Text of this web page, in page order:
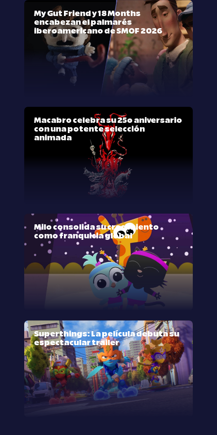
My Gut Friend y 18 Months
encabezan el palmarés
iberoamericano de SMOF 2026
Macabro celebra su 25º aniversario
con una potente selección
animada
Milo consolida su crecimiento
como franquicia global
Superthings: La película debuta su
espectacular trailer